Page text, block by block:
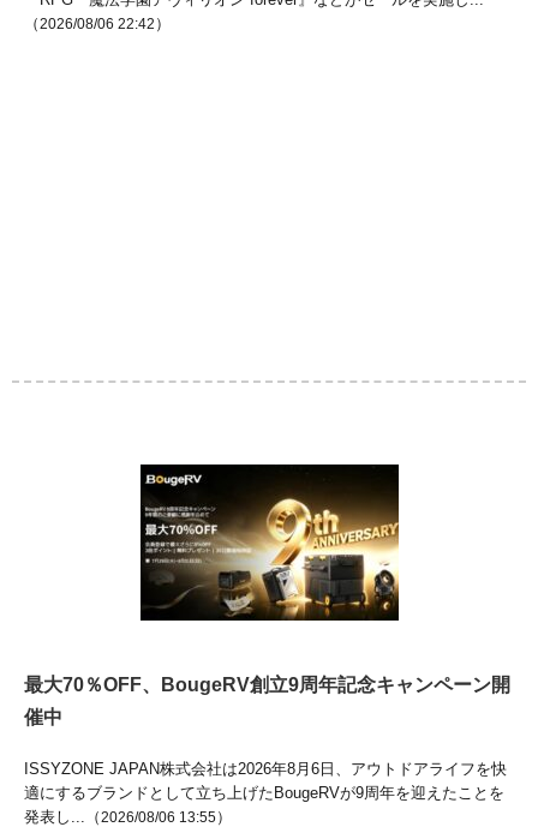
（2026/08/06 22:42 ）
最大70％OFF、BougeRV創立9周年記念キャンペーン開
催中
ISSYZONE JAPAN株式会社は2026年8月6日、アウトドアライフを快
適にするブランドとして立ち上げたBougeRVが9周年を迎えたことを
発表し...（2026/08/06 13:55）